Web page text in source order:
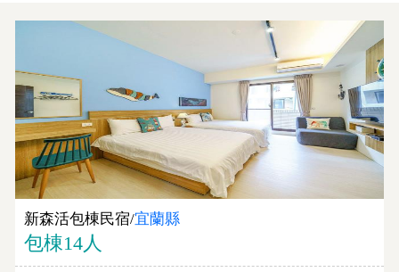
新森活包棟民宿/宜蘭縣
包棟14人